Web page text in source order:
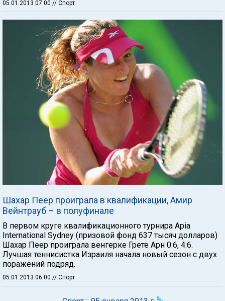
05.01.2013 07:00 // Спорт
Шахар Пеер проиграла в квалификации, Амир
Вейнтрауб – в полуфинале
В первом круге квалификационного турнира Apia
International Sydney (призовой фонд 637 тысяч долларов)
Шахар Пеер проиграла венгерке Грете Арн 0:6, 4:6.
Лучшая теннисистка Израиля начала новый сезон с двух
поражений подряд.
05.01.2013 06:00 // Спорт